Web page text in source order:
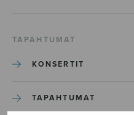
TAPAHTUMAT
KONSERTIT
TAPAHTUMAT